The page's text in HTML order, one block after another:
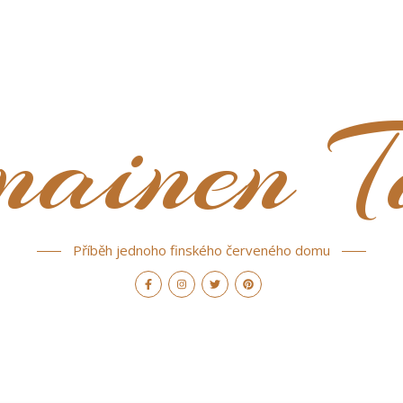
Příběh jednoho finského červeného domu